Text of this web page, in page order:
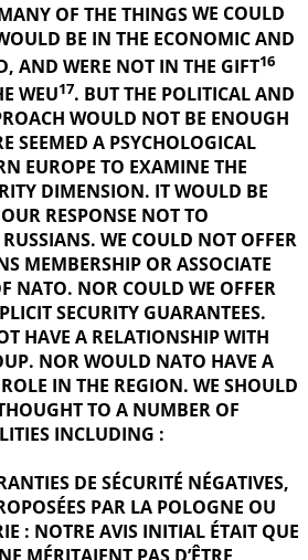
OF THE THINGSWE COULD
BE IN THE ECONOMIC AND
AND WERE NOT IN THE GIFT16
WEU17. BUT THE POLITICAL AND
WOULD NOT BE ENOUGH
SEEMED A PSYCHOLOGICAL
EUROPE TO EXAMINE THE
DIMENSION. IT WOULD BE
RESPONSE NOT TO
RUSSIANS. WE COULD NOT OFFER
MEMBERSHIP OR ASSOCIATE
NATO. NOR COULD WE OFFER
SECURITY GUARANTEES.
HAVE A RELATIONSHIP WITH
NOR WOULD NATO HAVE A
IN THE REGION. WE SHOULD
TO A NUMBER OF
INCLUDING :
DE SÉCURITÉ NÉGATIVES,
PAR LA POLOGNE OU
: NOTRE AVIS INITIAL ÉTAIT QUE